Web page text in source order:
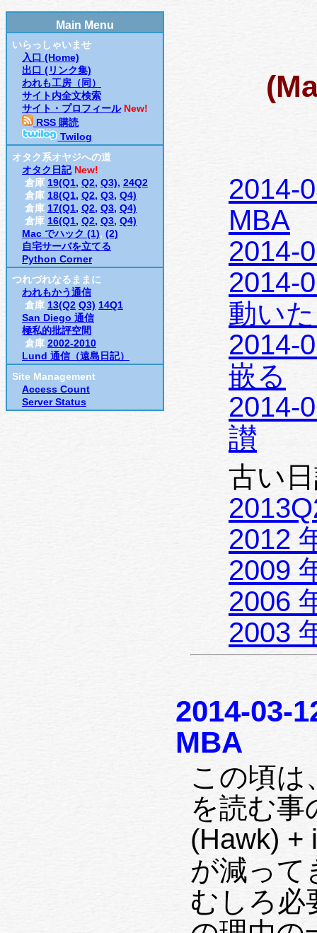
Main Menu
いらっしゃいませ
入口 (Home)
出口 (リンク集)
われも工房（同）
サイト内全文検索
サイト・プロフィール New!
RSS 購読
Twilog
オタク系オヤジへの道
オタク日記 New!
倉庫 19(Q1, Q2, Q3), 24Q2
倉庫 18(Q1, Q2, Q3, Q4)
倉庫 17(Q1, Q2, Q3, Q4)
倉庫 16(Q1, Q2, Q3, Q4)
Mac でハック (1), (2)
自宅サーバを立てる
Python Corner
つれづれなるままに
われもかう通信
倉庫 13(Q2 Q3) 14Q1
San Diego 通信
極私的批評空間
倉庫 2002-2010
Lund 通信（遠島日記）
Site Management
Access Count
Server Status
2014-
MBA
2014-
2014-
動い
2014-
嵌る
2014-
讃
古い
2012
2009
2006
2003
2014-03-
MBA
この頃は
を読む事
(Hawk) +
が減って
むしろ必